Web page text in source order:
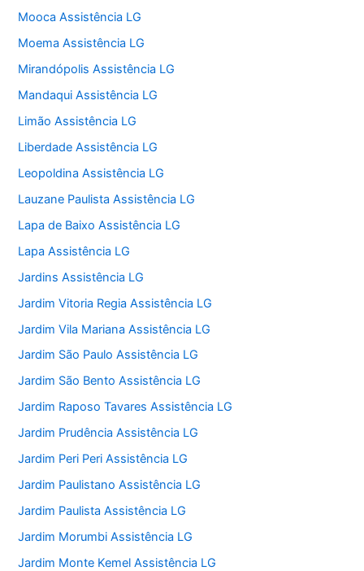
Mooca Assistência LG
Moema Assistência LG
Mirandópolis Assistência LG
Mandaqui Assistência LG
Limão Assistência LG
Liberdade Assistência LG
Leopoldina Assistência LG
Lauzane Paulista Assistência LG
Lapa de Baixo Assistência LG
Lapa Assistência LG
Jardins Assistência LG
Jardim Vitoria Regia Assistência LG
Jardim Vila Mariana Assistência LG
Jardim São Paulo Assistência LG
Jardim São Bento Assistência LG
Jardim Raposo Tavares Assistência LG
Jardim Prudência Assistência LG
Jardim Peri Peri Assistência LG
Jardim Paulistano Assistência LG
Jardim Paulista Assistência LG
Jardim Morumbi Assistência LG
Jardim Monte Kemel Assistência LG